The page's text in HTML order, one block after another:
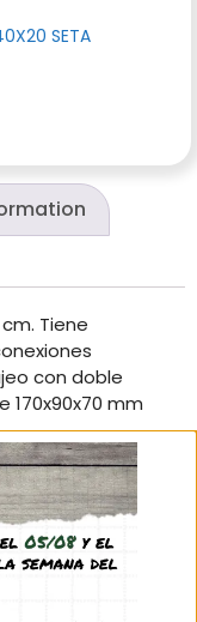
SETA
Tiene
con doble
mm
para la
quiere utilizar
y 2 piezas de
de los
3
de galerías